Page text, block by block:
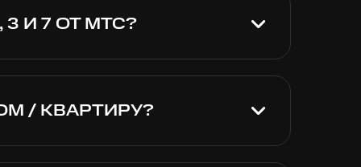
И 7 ОТ МТС?
МТС. В тарифе №7 услуги доступны для
с домашнего Интернета, 1000 или
/ КВАРТИРУ?
оформлена тут же, а мастера приедут в